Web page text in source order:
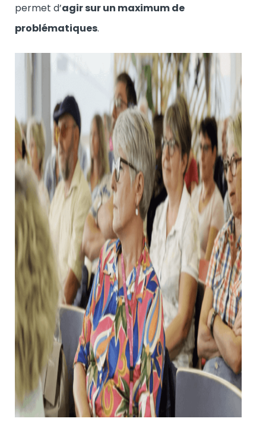
permet d’agir sur un maximum de
problématiques.